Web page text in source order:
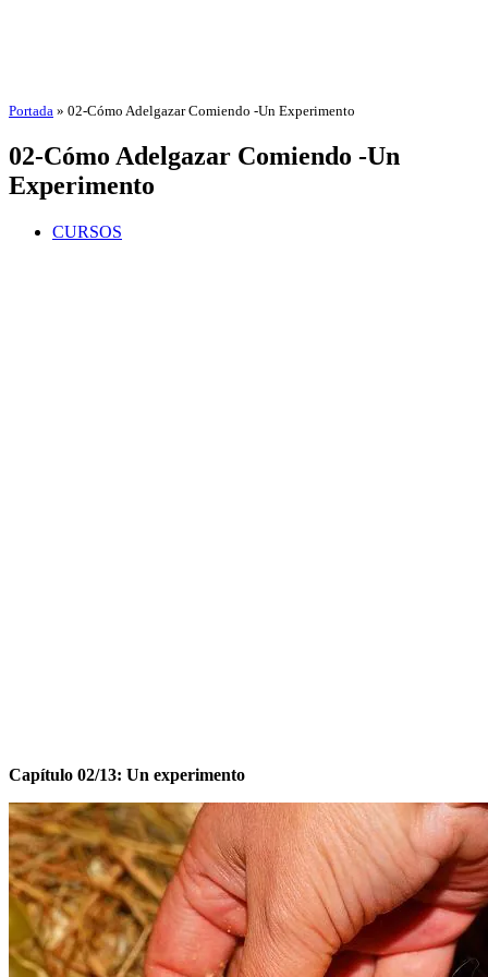
Portada » 02-Cómo Adelgazar Comiendo -Un Experimento
02-Cómo Adelgazar Comiendo -Un
Experimento
CURSOS
Capítulo 02/13: Un experimento